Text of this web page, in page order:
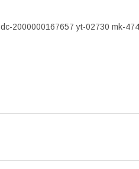
2000000167657 yt-02730 mk-